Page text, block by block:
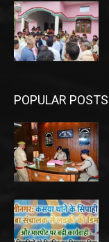
POPULAR POSTS